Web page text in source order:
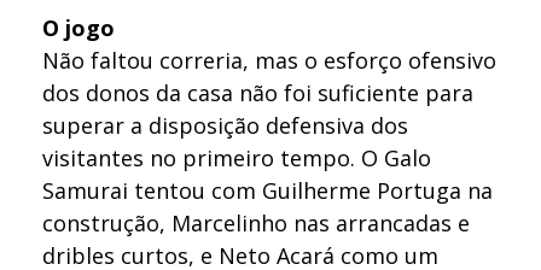
O jogo
Não faltou correria, mas o esforço ofensivo
dos donos da casa não foi suficiente para
superar a disposição defensiva dos
visitantes no primeiro tempo. O Galo
Samurai tentou com Guilherme Portuga na
construção, Marcelinho nas arrancadas e
dribles curtos, e Neto Acará como um